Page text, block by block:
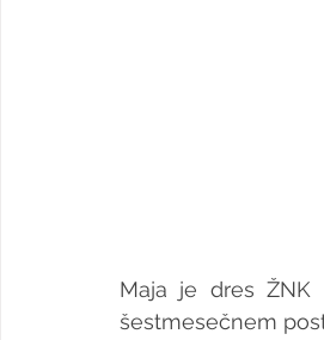
Maja je dres ŽNK
šestmesečnem